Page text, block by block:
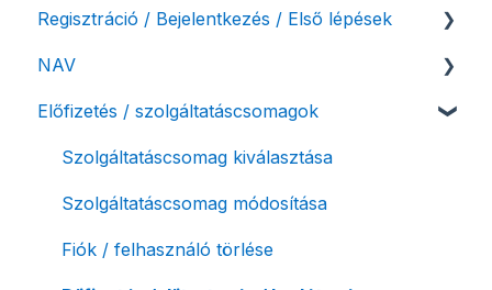
Regisztráció / Bejelentkezés / Első lépések
Felhasználó beállításai
Számlázási fiók kezdő beállításai, első lépések
NAV
NAV online adatszolgáltatás
Adóhatósági ellenőrzés adatszolgáltatás
NAV pénztárgép feladás (PTGSZLAH)
Számlaverzum
Előfizetés / szolgáltatáscsomagok
Szolgáltatáscsomag kiválasztása
Szolgáltatáscsomag módosítása
Fiók / felhasználó törlése